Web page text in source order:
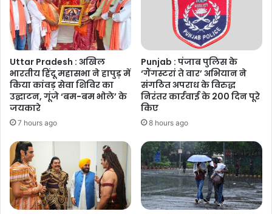
Uttar Pradesh : अखिल
भारतीय हिंदू महासभा ने हापुड़ में
किया कांवड़ सेवा शिविर का
उद्घाटन, गूंजे ‘बम-बम भोले’ के
जयकारे
7 hours ago
Punjab : पंजाब पुलिस के
‘गैंगस्टरां ते वार’ अभियान ने
संगठित अपराध के विरुद्ध
निरंतर कार्रवाई के 200 दिन पूरे
किए
8 hours ago